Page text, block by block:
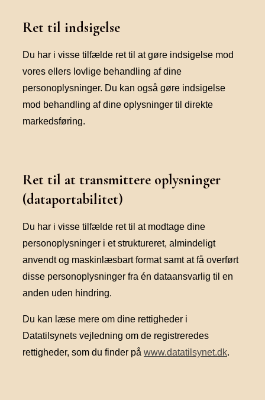
Ret til indsigelse
Du har i visse tilfælde ret til at gøre indsigelse mod
vores ellers lovlige behandling af dine
personoplysninger. Du kan også gøre indsigelse
mod behandling af dine oplysninger til direkte
markedsføring.
Ret til at transmittere oplysninger
(dataportabilitet)
Du har i visse tilfælde ret til at modtage dine
personoplysninger i et struktureret, almindeligt
anvendt og maskinlæsbart format samt at få overført
disse personoplysninger fra én dataansvarlig til en
anden uden hindring.
Du kan læse mere om dine rettigheder i
Datatilsynets vejledning om de registreredes
rettigheder, som du finder på www.datatilsynet.dk.